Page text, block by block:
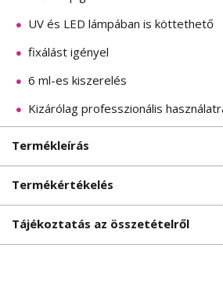
UV és LED lámpában is köttethető
fixálást igényel
6 ml-es kiszerelés
Kizárólag professzionális
Termékleírás
Termékértékelés
Tájékoztatás az összetételről